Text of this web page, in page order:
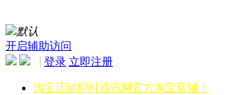
默认
开启辅助访问
登录 立即注册
淘宝店铺即时通讯网官方淘宝店铺！